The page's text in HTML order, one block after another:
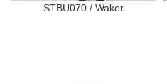
STBU070 / Waker